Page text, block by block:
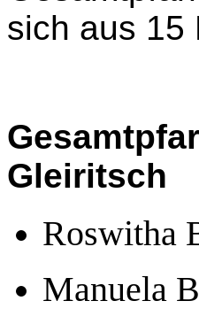
sich aus 15
Gleiritsch
Roswitha
Manuela